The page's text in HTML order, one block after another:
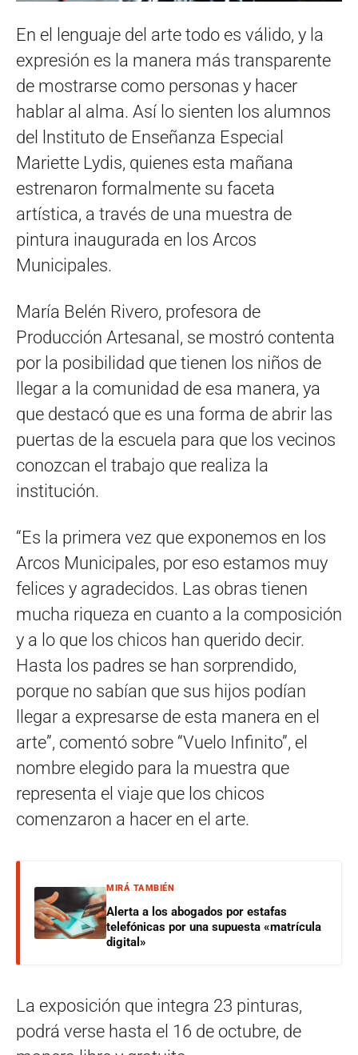
En el lenguaje del arte todo es válido, y la
expresión es la manera más transparente
de mostrarse como personas y hacer
hablar al alma. Así lo sienten los alumnos
del lnstituto de Enseñanza Especial
Mariette Lydis, quienes esta mañana
estrenaron formalmente su faceta
artística, a través de una muestra de
pintura inaugurada en los Arcos
Municipales.
María Belén Rivero, profesora de
Producción Artesanal, se mostró contenta
por la posibilidad que tienen los niños de
llegar a la comunidad de esa manera, ya
que destacó que es una forma de abrir las
puertas de la escuela para que los vecinos
conozcan el trabajo que realiza la
institución.
“Es la primera vez que exponemos en los
Arcos Municipales, por eso estamos muy
felices y agradecidos. Las obras tienen
mucha riqueza en cuanto a la composición
y a lo que los chicos han querido decir.
Hasta los padres se han sorprendido,
porque no sabían que sus hijos podían
llegar a expresarse de esta manera en el
arte”, comentó sobre “Vuelo Infinito”, el
nombre elegido para la muestra que
representa el viaje que los chicos
comenzaron a hacer en el arte.
MIRÁ TAMBIÉN
Alerta a los abogados por estafas
telefónicas por una supuesta «matrícula
digital»
La exposición que integra 23 pinturas,
podrá verse hasta el 16 de octubre, de